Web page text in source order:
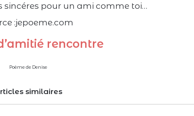
sincéres pour un ami comme toi…
:jepoeme.com
rencontre
Poème de Denise
similaires